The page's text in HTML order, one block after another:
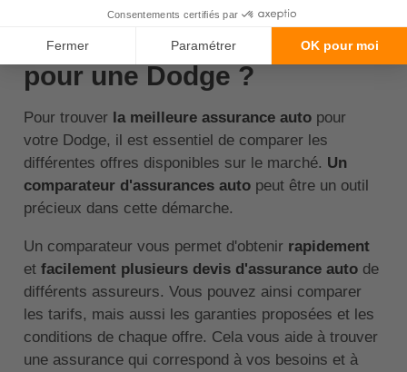
Comment trouver la
meilleure assurance auto
pour une Dodge ?
Pour trouver la meilleure assurance autopour
votre Dodge, il est essentiel de comparer les
différentes offres disponibles sur le marché. Un
comparateur d'assurances autopeut être un outil
précieux dans cette démarche.
Un comparateur vous permet d'obtenir rapidement
et facilement plusieurs devis d'assurance autode
différents assureurs. Vous pouvez ainsi comparer
les tarifs, mais aussi les garanties proposées et les
conditions de chaque offre. Cela vous aide à trouver
une assurance qui correspond à vos besoins et à